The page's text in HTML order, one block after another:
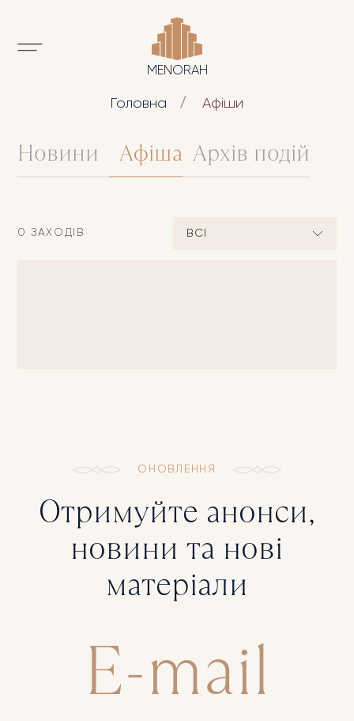
MENORAH
Головна Афіши
Новини Афіша Архів подій
0 ЗАХОДІВ ВСІ
МУЗИКА
ПОЛIТИКА
СПОРТ
ОНОВЛЕННЯ
Отримуйте анонси,
новини та нові
матеріали
E-mail